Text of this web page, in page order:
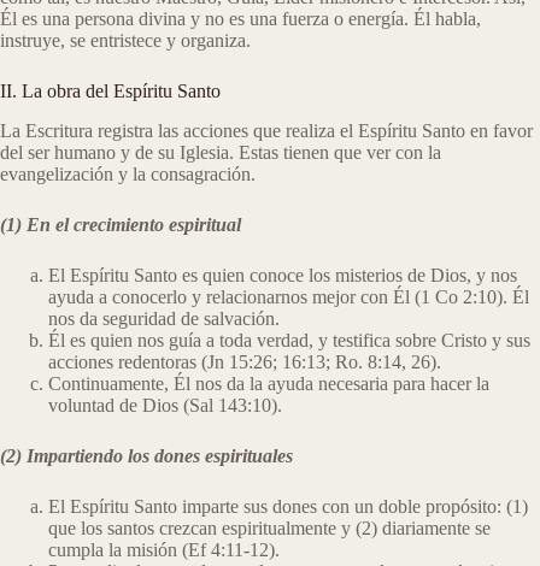
Él es una persona divina y no es una fuerza o energía. Él habla,
instruye, se entristece y organiza.
II. La obra del Espíritu Santo
La Escritura registra las acciones que realiza el Espíritu Santo en favor
del ser humano y de su Iglesia. Estas tienen que ver con la
evangelización y la consagración.
(1) En el crecimiento espiritual
El Espíritu Santo es quien conoce los misterios de Dios, y nos
ayuda a conocerlo y relacionarnos mejor con Él (1 Co 2:10). Él
nos da seguridad de salvación.
Él es quien nos guía a toda verdad, y testifica sobre Cristo y sus
acciones redentoras (Jn 15:26; 16:13; Ro. 8:14, 26).
Continuamente, Él nos da la ayuda necesaria para hacer la
voluntad de Dios (Sal 143:10).
(2) Impartiendo los dones espirituales
El Espíritu Santo imparte sus dones con un doble propósito: (1)
que los santos crezcan espiritualmente y (2) diariamente se
cumpla la misión (Ef 4:11-12).